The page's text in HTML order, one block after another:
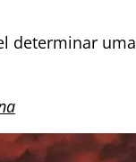
determinar uma